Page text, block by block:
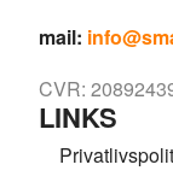
mail:
CVR:
LINKS